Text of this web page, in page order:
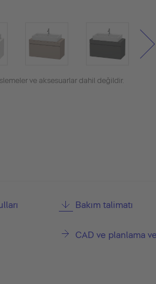
ve aksesuarlar dahil değildir.
Bakım talimatı
CAD ve planlama